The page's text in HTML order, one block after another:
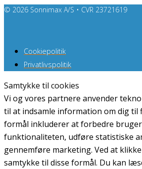
© 2026 Sonnimax A/S • CVR 23721619
Cookiepolitik
Privatlivspolitik
Samtykke til cookies
Vi og vores partnere anvender
til at indsamle information om dig til
formål inkluderer at forbedre
funktionaliteten, udføre statistiske
gennemføre marketing. Ved at
samtykke til disse formål. Du kan